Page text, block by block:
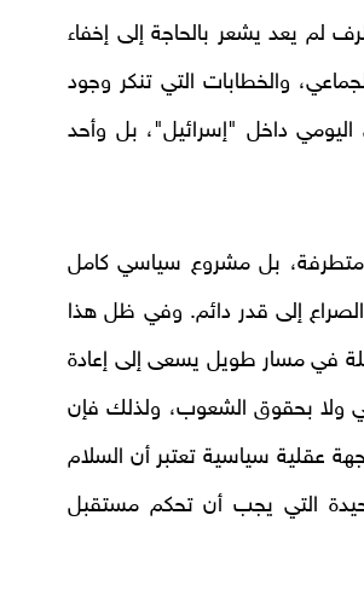
لم يعد يشعر بالحاجة إلى إخفاء
والخطابات التي تنكر وجود
داخل "إسرائيل"، بل وأحد
بل مشروع سياسي كامل
إلى قدر دائم. وفي ظل هذا
في مسار طويل يسعى إلى إعادة
ولا بحقوق الشعوب، ولذلك فإن
عقلية سياسية تعتبر أن السلام
التي يجب أن تحكم مستقبل